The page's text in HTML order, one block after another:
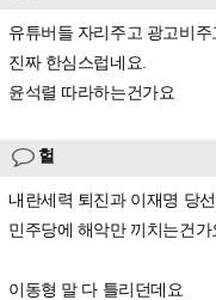
유튜버들 자리주고 광고비주
진짜 한심스럽네요.
윤석렬 따라하는건가요
헐
내란세력 퇴진과 이재명 당
민주당에 해악만 끼치는건가
이동형 말 다 틀리던데요